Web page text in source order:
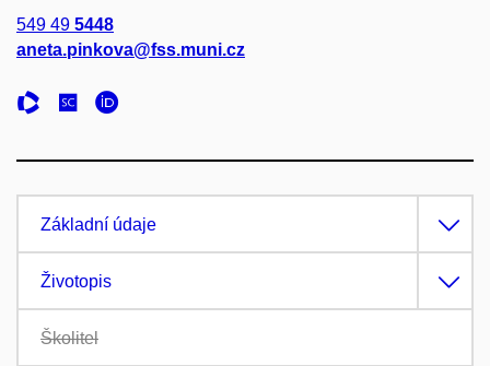
549 49 5448
aneta.pinkova@fss.muni.cz
Základní údaje
Životopis
Školitel